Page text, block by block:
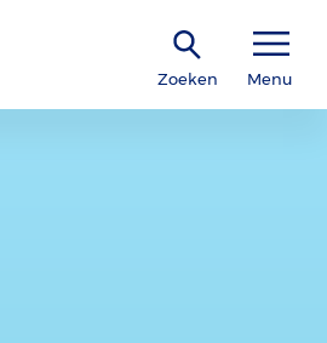
Zoeken Menu